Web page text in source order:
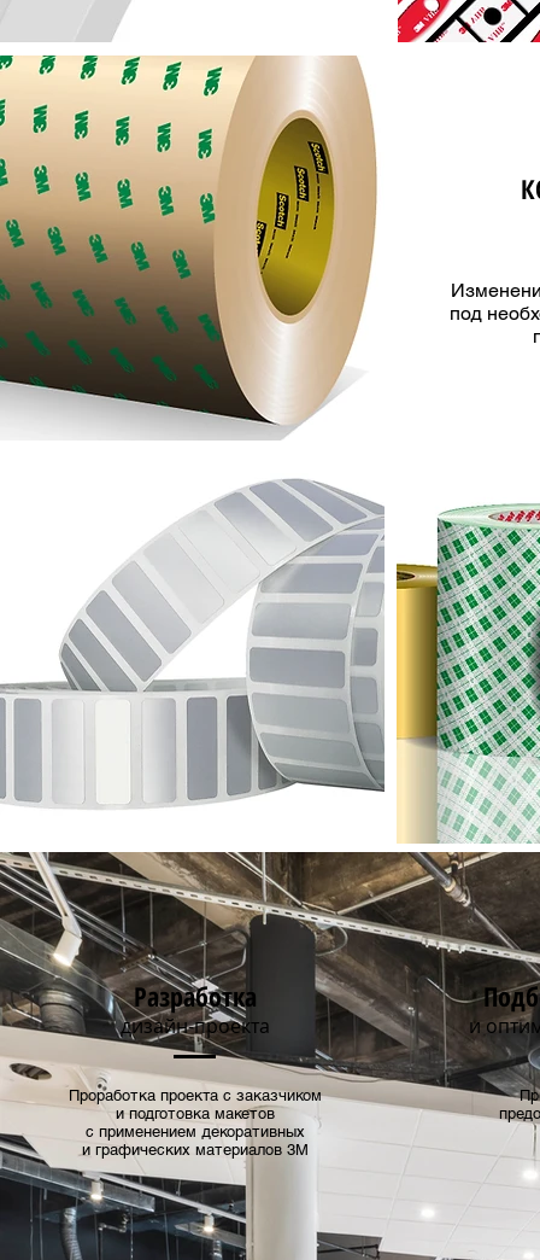
под
Разработка
Проработка проекта с заказчиком
и подготовка макетов
с применением декоративных
и графических материалов 3М
дизайн-проекта и